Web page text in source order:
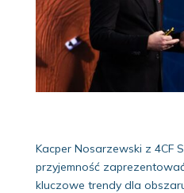
Kacper Nosarzewski z 4CF
przyjemność
kluczowe trendy dla